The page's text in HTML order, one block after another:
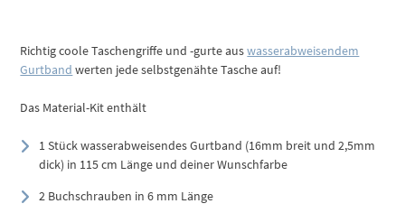
Richtig coole Taschengriffe und -gurte auswasserabweisendem
Gurtband werten jede selbstgenähte Tasche auf!
Das Material-Kit enthält
1 Stück wasserabweisendes Gurtband (16mm breit und 2,5mm
dick) in 115 cm Länge und deiner Wunschfarbe
2 Buchschrauben in 6 mm Länge